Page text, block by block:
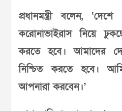
প্রধানমন্ত্রী বলেন,
করোনাভাইরাস নিয়ে
করতে হবে। আমাদের
নিশ্চিত করতে হবে।
আপনারা করবেন।’